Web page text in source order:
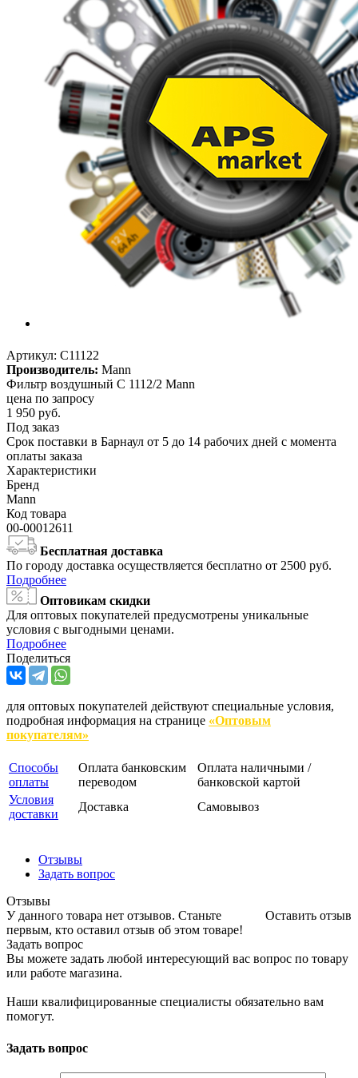
Артикул: C11122
Производитель: Mann
Фильтр воздушный C 1112/2 Mann
цена по запросу
1 950 руб.
Под заказ
Срок поставки в Барнаул от 5 до 14 рабочих дней с момента
оплаты заказа
Характеристики
Бренд
Mann
Код товара
00-00012611
Бесплатная доставка
По городу доставка осуществляется бесплатно от 2500 руб.
Подробнее
Оптовикам скидки
Для оптовых покупателей предусмотрены уникальные
условия с выгодными ценами.
Подробнее
Поделиться
для оптовых покупателей действуют специальные условия,
подробная информация на странице «Оптовым
покупателям»
Способы
оплаты
Оплата банковским
переводом
Оплата наличными /
банковской картой
Условия
доставки
Доставка Самовывоз
Отзывы
Задать вопрос
Отзывы
Оставить отзыв
У данного товара нет отзывов. Станьте
первым, кто оставил отзыв об этом товаре!
Задать вопрос
Вы можете задать любой интересующий вас вопрос по товару
или работе магазина.
Наши квалифицированные специалисты обязательно вам
помогут.
Задать вопрос